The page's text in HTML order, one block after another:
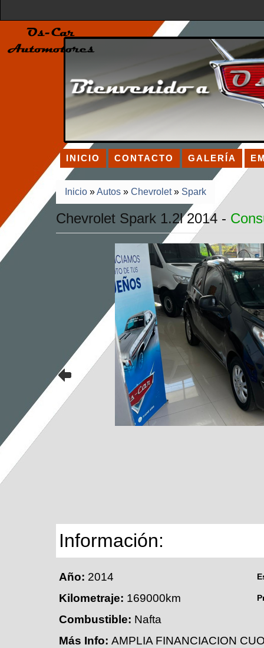
INICIO CONTACTO GALERÍA
Inicio »Autos » Chevrolet» Spark
Chevrolet Spark 1.2l 2014 -
Información:
Año: 2014
Kilometraje: 169000km
Combustible: Nafta
Más Info: AMPLIA FINANCIACION